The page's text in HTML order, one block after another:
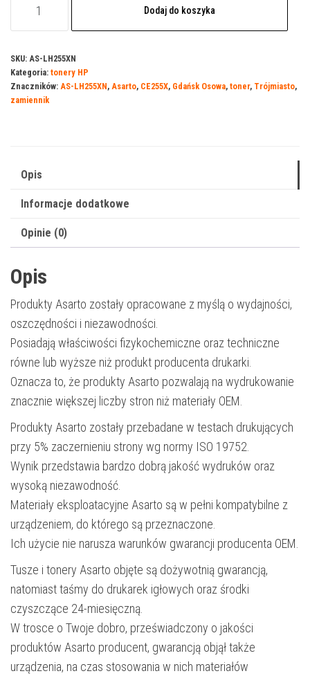
do
HP
55XN
12500
black
Dodaj do koszyka
SKU: AS-LH255XN
Kategoria: tonery HP
Znaczników: AS-LH255XN, Asarto, CE255X, Gdańsk Osowa, toner, Trójmiasto,
zamiennik
Opis
Informacje dodatkowe
Opinie (0)
Opis
Produkty Asarto zostały opracowane z myślą o wydajności,
oszczędności i niezawodności.
Posiadają właściwości fizykochemiczne oraz techniczne
równe lub wyższe niż produkt producenta drukarki.
Oznacza to, że produkty Asarto pozwalają na wydrukowanie
znacznie większej liczby stron niż materiały OEM.
Produkty Asarto zostały przebadane w testach drukujących
przy 5% zaczernieniu strony wg normy ISO 19752.
Wynik przedstawia bardzo dobrą jakość wydruków oraz
wysoką niezawodność.
Materiały eksploatacyjne Asarto są w pełni kompatybilne z
urządzeniem, do którego są przeznaczone.
Ich użycie nie narusza warunków gwarancji producenta OEM.
Tusze i tonery Asarto objęte są dożywotnią gwarancją,
natomiast taśmy do drukarek igłowych oraz środki
czyszczące 24-miesięczną.
W trosce o Twoje dobro, przeświadczony o jakości
produktów Asarto producent, gwarancją objął także
urządzenia, na czas stosowania w nich materiałów